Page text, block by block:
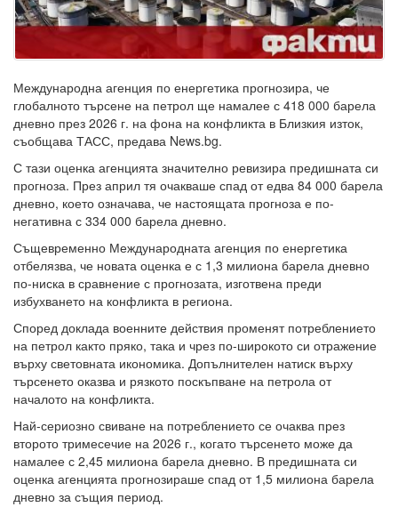
Международна агенция по енергетика прогнозира, че
глобалното търсене на петрол ще намалее с 418 000 барела
дневно през 2026 г. на фона на конфликта в Близкия изток,
съобщава ТАСС, предава News.bg.
С тази оценка агенцията значително ревизира предишната си
прогноза. През април тя очакваше спад от едва 84 000 барела
дневно, което означава, че настоящата прогноза е по-
негативна с 334 000 барела дневно.
Същевременно Международната агенция по енергетика
отбелязва, че новата оценка е с 1,3 милиона барела дневно
по-ниска в сравнение с прогнозата, изготвена преди
избухването на конфликта в региона.
Според доклада военните действия променят потреблението
на петрол както пряко, така и чрез по-широкото си отражение
върху световната икономика. Допълнителен натиск върху
търсенето оказва и рязкото поскъпване на петрола от
началото на конфликта.
Най-сериозно свиване на потреблението се очаква през
второто тримесечие на 2026 г., когато търсенето може да
намалее с 2,45 милиона барела дневно. В предишната си
оценка агенцията прогнозираше спад от 1,5 милиона барела
дневно за същия период.